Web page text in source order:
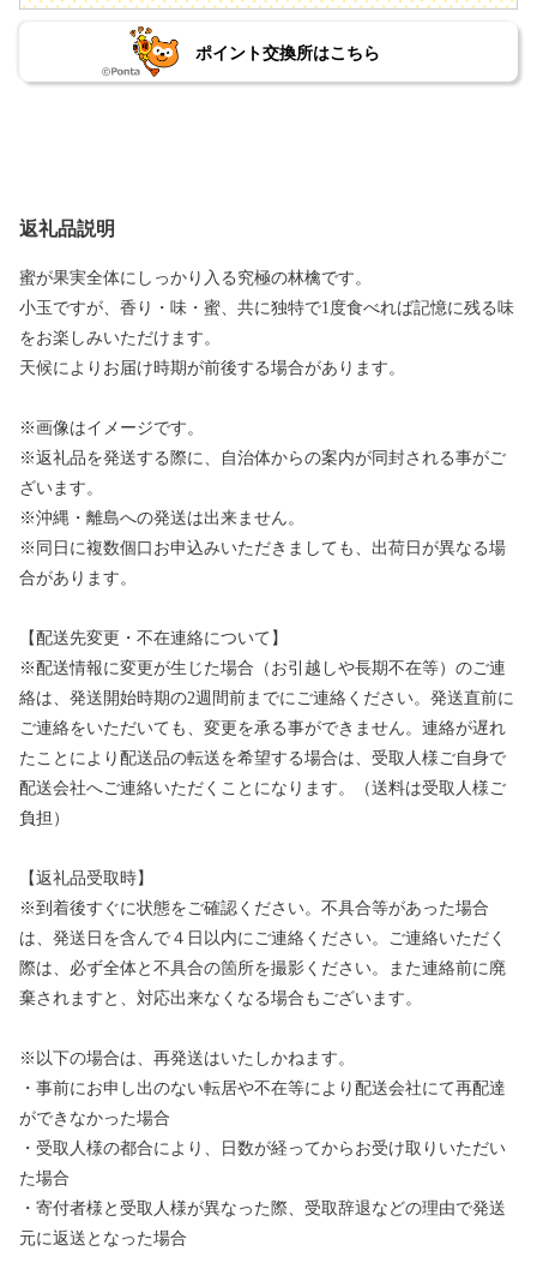
ポイント交換所はこちら
返礼品説明
蜜が果実全体にしっかり入る究極の林檎です。
小玉ですが、香り・味・蜜、共に独特で1度食べれば記憶に残る味
をお楽しみいただけます。
天候によりお届け時期が前後する場合があります。
※画像はイメージです。
※返礼品を発送する際に、自治体からの案内が同封される事がご
ざいます。
※沖縄・離島への発送は出来ません。
※同日に複数個口お申込みいただきましても、出荷日が異なる場
合があります。
【配送先変更・不在連絡について】
※配送情報に変更が生じた場合（お引越しや長期不在等）のご連
絡は、発送開始時期の2週間前までにご連絡ください。発送直前に
ご連絡をいただいても、変更を承る事ができません。連絡が遅れ
たことにより配送品の転送を希望する場合は、受取人様ご自身で
配送会社へご連絡いただくことになります。（送料は受取人様ご
負担）
【返礼品受取時】
※到着後すぐに状態をご確認ください。不具合等があった場合
は、発送日を含んで４日以内にご連絡ください。ご連絡いただく
際は、必ず全体と不具合の箇所を撮影ください。また連絡前に廃
棄されますと、対応出来なくなる場合もございます。
※以下の場合は、再発送はいたしかねます。
・事前にお申し出のない転居や不在等により配送会社にて再配達
ができなかった場合
・受取人様の都合により、日数が経ってからお受け取りいただい
た場合
・寄付者様と受取人様が異なった際、受取辞退などの理由で発送
元に返送となった場合